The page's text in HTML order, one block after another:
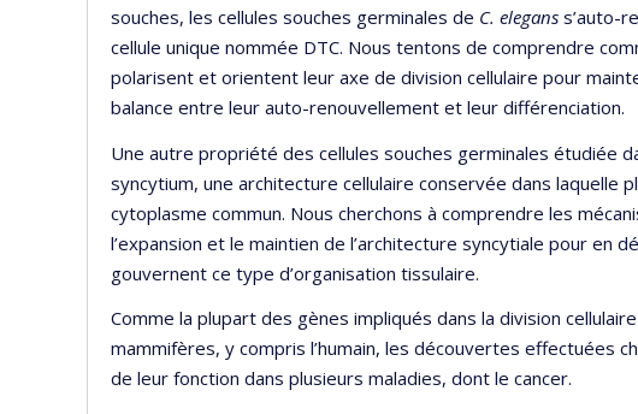
souches, les cellules souches germinales de C. elegans s’auto-
cellule unique nommée DTC. Nous tentons de comprendre
polarisent et orientent leur axe de division cellulaire pour
balance entre leur auto-renouvellement et leur différenciation.
Une autre propriété des cellules souches germinales étudiée
syncytium, une architecture cellulaire conservée dans laquelle
cytoplasme commun. Nous cherchons à comprendre les
l’expansion et le maintien de l’architecture syncytiale pour en
gouvernent ce type d’organisation tissulaire.
Comme la plupart des gènes impliqués dans la division
mammifères, y compris l’humain, les découvertes effectuées
de leur fonction dans plusieurs maladies, dont le cancer.